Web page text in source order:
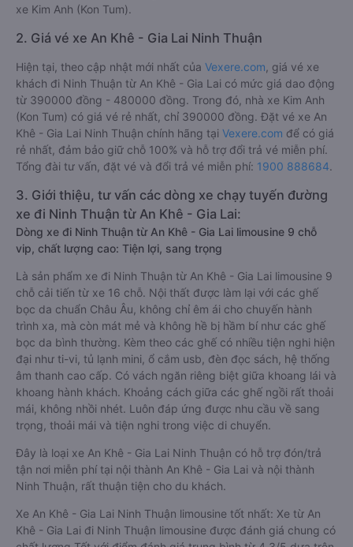
xe Kim Anh (Kon Tum).
2. Giá vé xe An Khê - Gia Lai Ninh Thuận
Hiện tại, theo cập nhật mới nhất của Vexere.com , giá vé xe
khách đi Ninh Thuận từ An Khê - Gia Lai có mức giá dao động
từ 390000 đồng - 480000 đồng. Trong đó, nhà xe Kim Anh
(Kon Tum) có giá vé rẻ nhất, chỉ 390000 đồng. Đặt vé xe An
Khê - Gia Lai Ninh Thuận chính hãng tại Vexere.com để có giá
rẻ nhất, đảm bảo giữ chỗ 100% và hỗ trợ đổi trả vé miễn phí.
Tổng đài tư vấn, đặt vé và đổi trả vé miễn phí: 1900 888684.
3. Giới thiệu, tư vấn các dòng xe chạy tuyến đường
xe đi Ninh Thuận từ An Khê - Gia Lai:
Dòng xe đi Ninh Thuận từ An Khê - Gia Lai limousine 9 chỗ
vip, chất lượng cao: Tiện lợi, sang trọng
Là sản phẩm xe đi Ninh Thuận từ An Khê - Gia Lai limousine 9
chỗ cải tiến từ xe 16 chỗ. Nội thất được làm lại với các ghế
bọc da chuẩn Châu Âu, không chỉ êm ái cho chuyến hành
trình xa, mà còn mát mẻ và không hề bị hầm bí như các ghế
bọc da bình thường. Kèm theo các ghế có nhiều tiện nghi hiện
đại như ti-vi, tủ lạnh mini, ổ cắm usb, đèn đọc sách, hệ thống
âm thanh cao cấp. Có vách ngăn riêng biệt giữa khoang lái và
khoang hành khách. Khoảng cách giữa các ghế ngồi rất thoải
mái, không nhồi nhét. Luôn đáp ứng được nhu cầu về sang
trọng, thoải mái và tiện nghi trong việc di chuyển.
Đây là loại xe An Khê - Gia Lai Ninh Thuận có hỗ trợ đón/trả
tận nơi miễn phí tại nội thành An Khê - Gia Lai và nội thành
Ninh Thuận, rất thuận tiện cho du khách.
Xe An Khê - Gia Lai Ninh Thuận limousine tốt nhất: Xe từ An
Khê - Gia Lai đi Ninh Thuận limousine được đánh giá chung có